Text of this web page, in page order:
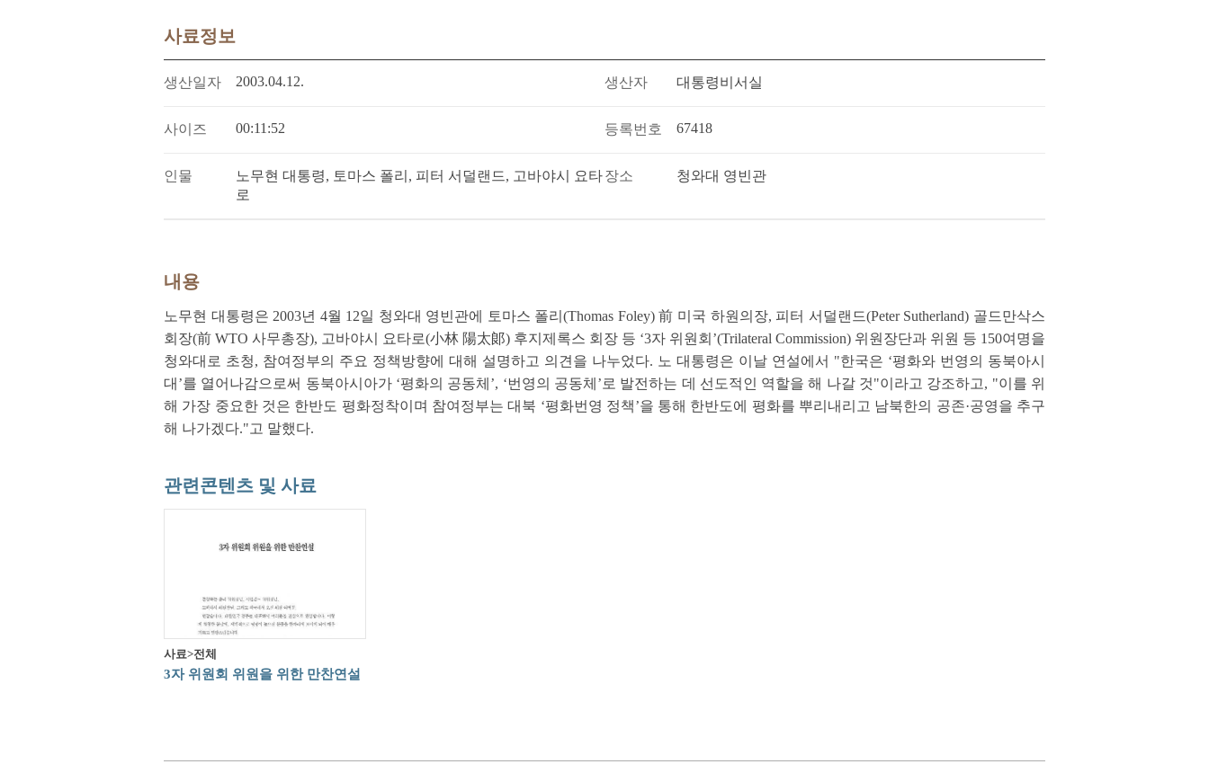
사료정보
생산일자 2003.04.12. 생산자 대통령비서실
사이즈 00:11:52 등록번호 67418
인물
노무현 대통령, 토마스 폴리, 피터 서덜랜드, 고바야시 요타
로
장소 청와대 영빈관
내용
노무현 대통령은 2003년 4월 12일 청와대 영빈관에 토마스 폴리(Thomas Foley) 前 미국 하원의장, 피터 서덜랜드(Peter Sutherland) 골드만삭스
회장(前 WTO 사무총장), 고바야시 요타로(小林 陽太郞) 후지제록스 회장 등 ‘3자 위원회’(Trilateral Commission) 위원장단과 위원 등 150여명을
청와대로 초청, 참여정부의 주요 정책방향에 대해 설명하고 의견을 나누었다. 노 대통령은 이날 연설에서 "한국은 ‘평화와 번영의 동북아시
대’를 열어나감으로써 동북아시아가 ‘평화의 공동체’, ‘번영의 공동체’로 발전하는 데 선도적인 역할을 해 나갈 것"이라고 강조하고, "이를 위
해 가장 중요한 것은 한반도 평화정착이며 참여정부는 대북 ‘평화번영 정책’을 통해 한반도에 평화를 뿌리내리고 남북한의 공존·공영을 추구
해 나가겠다."고 말했다.
관련콘텐츠 및 사료
사료>전체
3자 위원회 위원을 위한 만찬연설